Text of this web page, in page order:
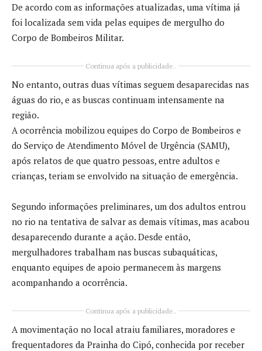
De acordo com as informações atualizadas, uma vítima já
foi localizada sem vida pelas equipes de mergulho do
Corpo de Bombeiros Militar.
Continua após a publicidade..
No entanto, outras duas vítimas seguem desaparecidas nas
águas do rio, e as buscas continuam intensamente na
região.
A ocorrência mobilizou equipes do Corpo de Bombeiros e
do Serviço de Atendimento Móvel de Urgência (SAMU),
após relatos de que quatro pessoas, entre adultos e
crianças, teriam se envolvido na situação de emergência.
Segundo informações preliminares, um dos adultos entrou
no rio na tentativa de salvar as demais vítimas, mas acabou
desaparecendo durante a ação. Desde então,
mergulhadores trabalham nas buscas subaquáticas,
enquanto equipes de apoio permanecem às margens
acompanhando a ocorrência.
Continua após a publicidade..
A movimentação no local atraiu familiares, moradores e
frequentadores da Prainha do Cipó, conhecida por receber